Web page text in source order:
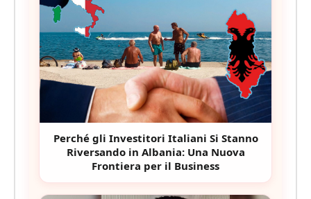
Perché gli Investitori Italiani Si Stanno
Riversando in Albania: Una Nuova
Frontiera per il Business